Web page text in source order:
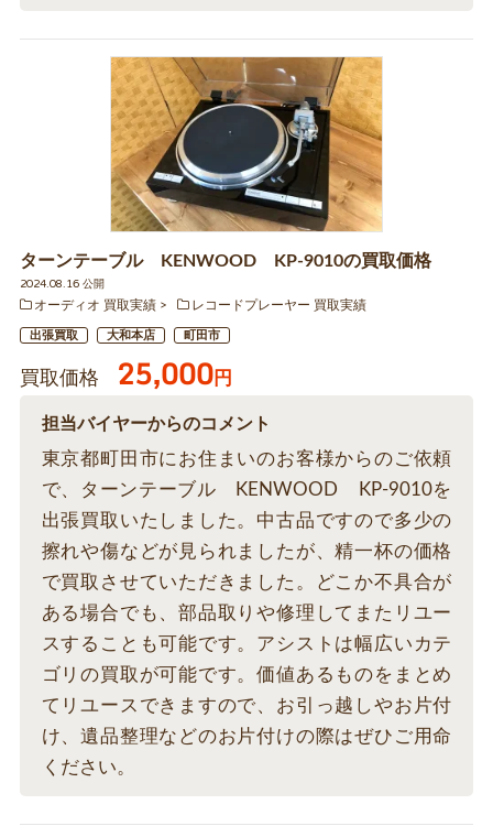
ターンテーブル KENWOOD KP-9010の買取価格
2024.08.16 公開
オーディオ 買取実績
レコードプレーヤー 買取実績
出張買取 大和本店 町田市
買取価格 25,000円
担当バイヤーからのコメント
東京都町田市にお住まいのお客様からのご依頼
で、ターンテーブル KENWOOD KP-9010を
出張買取いたしました。中古品ですので多少の
擦れや傷などが見られましたが、精一杯の価格
で買取させていただきました。どこか不具合が
ある場合でも、部品取りや修理してまたリユー
スすることも可能です。アシストは幅広いカテ
ゴリの買取が可能です。価値あるものをまとめ
てリユースできますので、お引っ越しやお片付
け、遺品整理などのお片付けの際はぜひご用命
ください。